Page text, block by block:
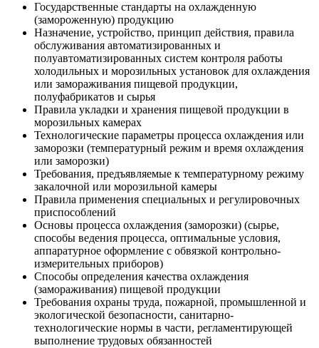
Государственные стандарты на охлажденную
(замороженную) продукцию
Назначение, устройство, принцип действия, правила
обслуживания автоматизированных и
полуавтоматизированных систем контроля работы
холодильных и морозильных установок для охлаждения
или замораживания пищевой продукции,
полуфабрикатов и сырья
Правила укладки и хранения пищевой продукции в
морозильных камерах
Технологические параметры процесса охлаждения или
заморозки (температурный режим и время охлаждения
или заморозки)
Требования, предъявляемые к температурному режиму
закалочной или морозильной камеры
Правила применения специальных и регулировочных
приспособлений
Основы процесса охлаждения (заморозки) (сырье,
способы ведения процесса, оптимальные условия,
аппаратурное оформление с обвязкой контрольно-
измерительных приборов)
Способы определения качества охлаждения
(замораживания) пищевой продукции
Требования охраны труда, пожарной, промышленной и
экологической безопасности, санитарно-
технологические нормы в части, регламентирующей
выполнение трудовых обязанностей